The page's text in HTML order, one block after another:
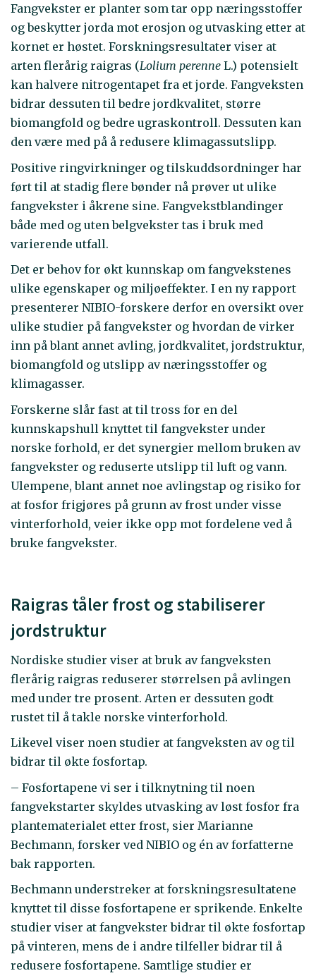
Fangvekster er planter som tar opp næringsstoffer
og beskytter jorda mot erosjon og utvasking etter at
kornet er høstet. Forskningsresultater viser at
arten flerårig raigras (Lolium perenne L.) potensielt
kan halvere nitrogentapet fra et jorde. Fangveksten
bidrar dessuten til bedre jordkvalitet, større
biomangfold og bedre ugraskontroll. Dessuten kan
den være med på å redusere klimagassutslipp.
Positive ringvirkninger og tilskuddsordninger har
ført til at stadig flere bønder nå prøver ut ulike
fangvekster i åkrene sine. Fangvekstblandinger
både med og uten belgvekster tas i bruk med
varierende utfall.
Det er behov for økt kunnskap om fangvekstenes
ulike egenskaper og miljøeffekter. I en ny rapport
presenterer NIBIO-forskere derfor en oversikt over
ulike studier på fangvekster og hvordan de virker
inn på blant annet avling, jordkvalitet, jordstruktur,
biomangfold og utslipp av næringsstoffer og
klimagasser.
Forskerne slår fast at til tross for en del
kunnskapshull knyttet til fangvekster under
norske forhold, er det synergier mellom bruken av
fangvekster og reduserte utslipp til luft og vann.
Ulempene, blant annet noe avlingstap og risiko for
at fosfor frigjøres på grunn av frost under visse
vinterforhold, veier ikke opp mot fordelene ved å
bruke fangvekster.
Raigras tåler frost og stabiliserer
jordstruktur
Nordiske studier viser at bruk av fangveksten
flerårig raigras reduserer størrelsen på avlingen
med under tre prosent. Arten er dessuten godt
rustet til å takle norske vinterforhold.
Likevel viser noen studier at fangveksten av og til
bidrar til økte fosfortap.
– Fosfortapene vi ser i tilknytning til noen
fangvekstarter skyldes utvasking av løst fosfor fra
plantematerialet etter frost, sier Marianne
Bechmann, forsker ved NIBIO og én av forfatterne
bak rapporten.
Bechmann understreker at forskningsresultatene
knyttet til disse fosfortapene er sprikende. Enkelte
studier viser at fangvekster bidrar til økte fosfortap
på vinteren, mens de i andre tilfeller bidrar til å
redusere fosfortapene. Samtlige studier er